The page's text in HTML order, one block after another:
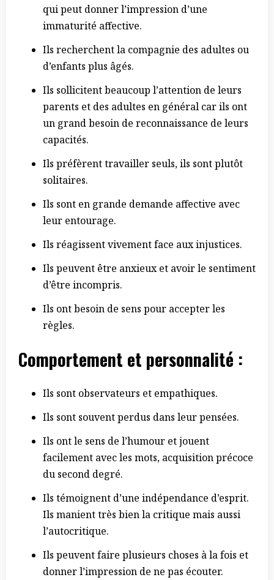
qui peut donner l’impression d’une
immaturité affective.
Ils recherchent la compagnie des adultes ou
d’enfants plus âgés.
Ils sollicitent beaucoup l’attention de leurs
parents et des adultes en général car ils ont
un grand besoin de reconnaissance de leurs
capacités.
Ils préfèrent travailler seuls, ils sont plutôt
solitaires.
Ils sont en grande demande affective avec
leur entourage.
Ils réagissent vivement face aux injustices.
Ils peuvent être anxieux et avoir le sentiment
d’être incompris.
Ils ont besoin de sens pour accepter les
règles.
Comportement et personnalité :
Ils sont observateurs et empathiques.
Ils sont souvent perdus dans leur pensées.
Ils ont le sens de l’humour et jouent
facilement avec les mots, acquisition précoce
du second degré.
Ils témoignent d’une indépendance d’esprit.
Ils manient très bien la critique mais aussi
l’autocritique.
Ils peuvent faire plusieurs choses à la fois et
donner l’impression de ne pas écouter.